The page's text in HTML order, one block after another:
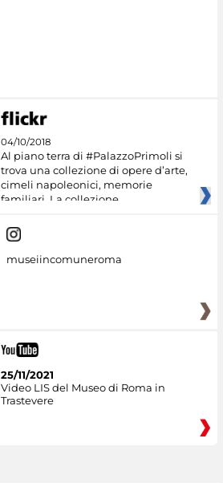
04/10/2018
Al piano terra di #PalazzoPrimoli si
trova una collezione di opere d’arte,
cimeli napoleonici, memorie
familiari. La collezione
museiincomuneroma
25/11/2021
Video LIS del Museo di Roma in
Trastevere